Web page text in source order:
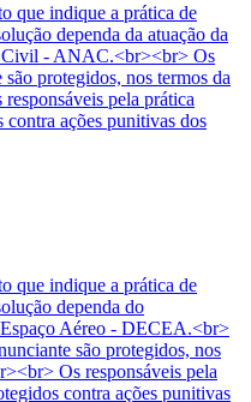
que indique a prática de
dependa da atuação da
Civil - ANAC.<br><br> Os
protegidos, nos termos da
pela prática
contra ações punitivas dos
que indique a prática de
dependa do
Aéreo - DECEA.<br>
são protegidos, nos
Os responsáveis pela
contra ações punitivas